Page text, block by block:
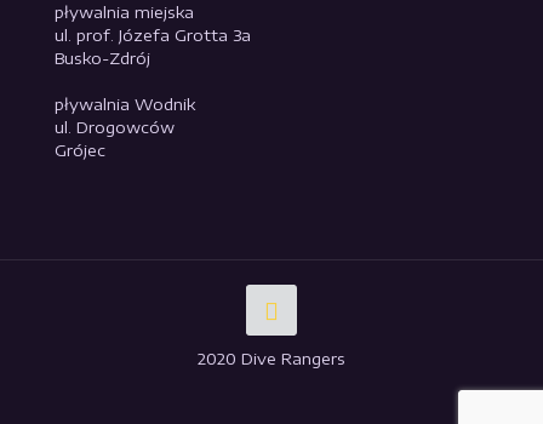
pływalnia miejska
ul. prof. Józefa Grotta 3a
Busko-Zdrój
pływalnia Wodnik
ul. Drogowców
Grójec
2020 Dive Rangers